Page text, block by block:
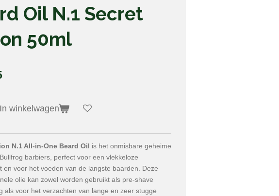
Oil N.1 Secret
50ml
In winkelwagen
N.1 All-in-One Beard Oil is het onmisbare geheime
barbiers, perfect voor een vlekkeloze
en voor het voeden van de langste baarden. Deze
olie kan zowel worden gebruikt als pre-shave
als voor het verzachten van lange en zeer stugge